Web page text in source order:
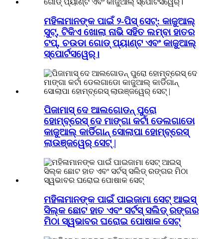
ମହିଳାମାନଙ୍କ ପାଇଁ ୨-ପିସ୍ ସେଟ୍: କାଜୁଆଲ୍
ସୁଟ୍, ଟିକିଏ ଖୋଲା ନାଭି ସହିତ ଲମ୍ବା ହାତର
ଟପ୍, ଚଉଡା ଗୋଡ୍ ପ୍ୟାଣ୍ଟ ଏବଂ କାଜୁଆଲ୍
ସ୍ପୋର୍ଟସୱେର୍।
ପିଜାମାସ୍ ଦେ ଆଲଗୋଡନ୍ ପୁରୋ
ହୋମ୍ବ୍ରେସ୍ ଦେ ମାଙ୍ଗା କର୍ଟା ଡେଲଗାଡୋ
କାଜୁଆଲ୍ କାର୍ଡିଗାନ୍ ସୋଲାପା ହୋମ୍ବ୍ରେସ୍
ଲାଉଞ୍ଜୱେର୍ ସେଟ୍ |
ମହିଳାମାନଙ୍କ ପାଇଁ ପାଇଜାମା ସେଟ୍ ଆଇସ୍
ସିଲ୍କ ଛୋଟ ହାତ ଏବଂ ସର୍ଟସ୍ ସଲିଡ୍ ରଙ୍ଗର
ମିଠା ସ୍ୱଭାବର ଘରୋଇ ପୋଷାକ ସେଟ୍